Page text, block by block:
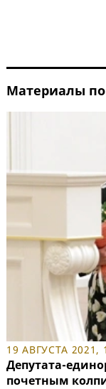
Материалы
19 АВГУСТА 2021,
Депутата-
почетным